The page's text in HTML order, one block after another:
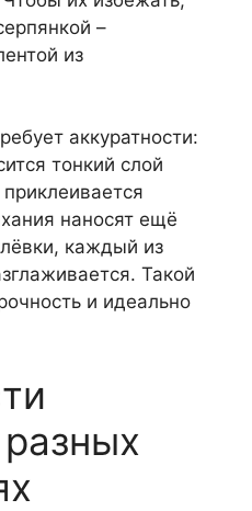
–
из
аккуратности:
тонкий слой
наносят ещё
каждый из
Такой
и идеально